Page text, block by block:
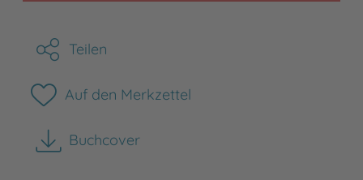
Teilen
Auf den Merkzettel
Buchcover
herunterladen